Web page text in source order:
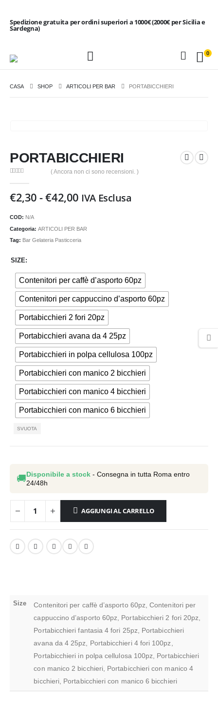
Spedizione gratuita per ordini superiori a 1000€ (2000€ per Sicilia e
Sardegna)
0
CASA SHOP ARTICOLI PER BAR PORTABICCHIERI
PORTABICCHIERI
( Ancora non ci sono recensioni. )
€2,30 -€42,00Fascia
da
€2,30
IVA Esclusa
COD: N/A
Categoria: ARTICOLI PER BAR
Tag: Bar Gelateria Pasticceria
SIZE
Contenitori per caffè d’asporto 60pz
Contenitori per cappuccino d’asporto 60pz
Portabicchieri 2 fori 20pz
Portabicchieri avana da 4 25pz
Portabicchieri in polpa cellulosa 100pz
Portabicchieri con manico 2 bicchieri
Portabicchieri con manico 4 bicchieri
Portabicchieri con manico 6 bicchieri
SVUOTA
🚚Disponibile a stock - Consegna in tutta Roma entro
24/48h
AGGIUNGI AL CARRELLO
Size
Contenitori per caffè d’asporto 60pz, Contenitori per
cappuccino d’asporto 60pz, Portabicchieri 2 fori 20pz,
Portabicchieri fantasia 4 fori 25pz, Portabicchieri
avana da 4 25pz, Portabicchieri 4 fori 100pz,
Portabicchieri in polpa cellulosa 100pz, Portabicchieri
con manico 2 bicchieri, Portabicchieri con manico 4
bicchieri, Portabicchieri con manico 6 bicchieri